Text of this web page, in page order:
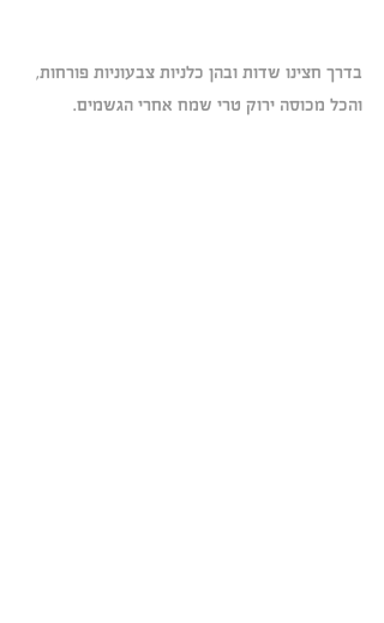
בדרך חצינו שדות ובהן כלניות צבעוניות פורחות,
והכל מכוסה ירוק טרי שמח אחרי הגשמים.